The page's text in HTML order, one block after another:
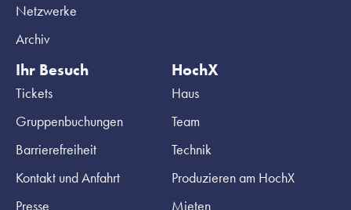
Netzwerke
Archiv
Ihr Besuch
Tickets
Gruppenbuchungen
Barrierefreiheit
Kontakt und Anfahrt
Presse
HochX
Haus
Team
Technik
Produzieren am HochX
Mieten